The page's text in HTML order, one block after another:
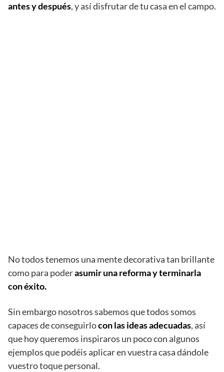
antes y después, y así disfrutar de tu casa en el campo.
No todos tenemos una mente decorativa tan brillante
como para poderasumir una reforma y terminarla
con éxito.
Sin embargo nosotros sabemos que todos somos
capaces de conseguirlocon las ideas adecuadas, así
que hoy queremos inspiraros un poco con algunos
ejemplos que podéis aplicar en vuestra casa dándole
vuestro toque personal.